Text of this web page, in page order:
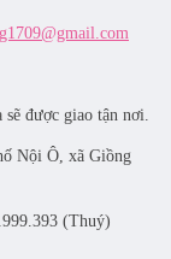
được giao tận nơi.
Nội Ô, xã Giồng
(Thuý)